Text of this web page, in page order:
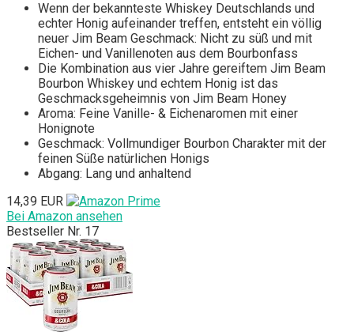
Wenn der bekannteste Whiskey Deutschlands und
echter Honig aufeinander treffen, entsteht ein völlig
neuer Jim Beam Geschmack: Nicht zu süß und mit
Eichen- und Vanillenoten aus dem Bourbonfass
Die Kombination aus vier Jahre gereiftem Jim Beam
Bourbon Whiskey und echtem Honig ist das
Geschmacksgeheimnis von Jim Beam Honey
Aroma: Feine Vanille- & Eichenaromen mit einer
Honignote
Geschmack: Vollmundiger Bourbon Charakter mit der
feinen Süße natürlichen Honigs
Abgang: Lang und anhaltend
14,39 EUR
Bei Amazon ansehen
Bestseller Nr. 17